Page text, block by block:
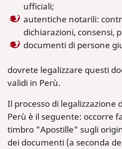
ufficiali;
autentiche notarili:
dichiarazioni, consensi,
documenti di persone
dovrete legalizzare questi
validi in Perù.
Il processo di legalizzazione
Perù è il seguente: occorre
timbro "Apostille" sugli
dei documenti (a seconda